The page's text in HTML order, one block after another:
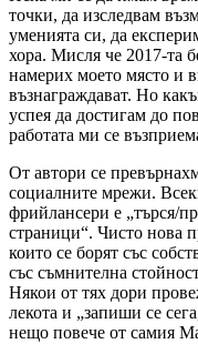
точки, да изследвам
уменията си, да
хора. Мисля че 2017-та
намерих моето място и
възнаграждават. Но
успея да достигам до
работата ми се
От автори се
социалните мрежи.
фрийлансери е „търся/
страници“. Чисто нова
които се борят със
със съмнителна
Някои от тях дори
лекота и „запиши се
нещо повече от самия